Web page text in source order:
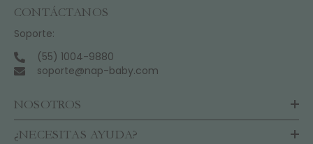
CONTÁCTANOS
Soporte:
(55) 1004-9880
soporte@nap-baby.com
NOSOTROS
¿NECESITAS AYUDA?